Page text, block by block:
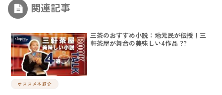
関連記事
オススメ本紹介
三茶のおすすめ小説：地元民が伝授！三
軒茶屋が舞台の美味しい4作品 ?️?